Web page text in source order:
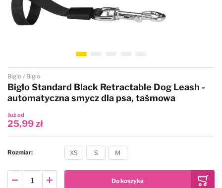
Przejdź na początek galerii
Biglo Biglo
Biglo Standard Black Retractable Dog Leash -
automatyczna smycz dla psa, taśmowa
Już od
25,99 zł
Rozmiar XS S M